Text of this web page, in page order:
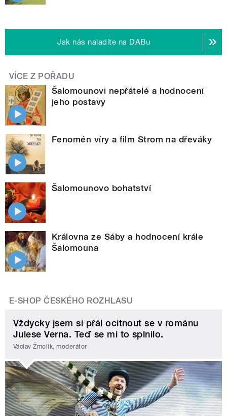
Jak nás naladíte na DABu
VÍCE Z POŘADU
Šalomounovi nepřátelé a hodnocení
jeho postavy
Fenomén víry a film Strom na dřeváky
Šalomounovo bohatství
Královna ze Sáby a hodnocení krále
Šalomouna
E-SHOP ČESKÉHO ROZHLASU
Vždycky jsem si přál ocitnout se v románu
Julese Verna. Teď se mi to splnilo.
Václav Žmolík, moderátor